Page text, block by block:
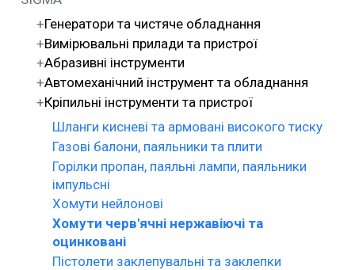
Генератори та чистяче обладнання
Вимірювальні прилади та пристрої
Абразивні інструменти
Автомеханічний інструмент та обладнання
Кріпильні інструменти та пристрої
Шланги кисневі та армовані високого тиску
Газові балони, паяльники та плити
Горілки пропан, паяльні лампи, паяльники
імпульсні
Хомути нейлонові
Хомути черв'ячні нержавіючі та
оцинковані
Пістолети заклепувальні та заклепки